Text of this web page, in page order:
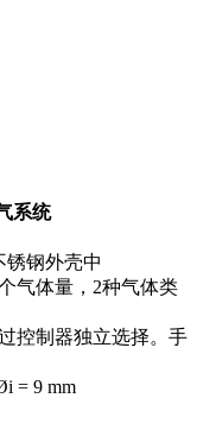
系统
锈钢外壳中
气体量，2种气体类
控制器独立选择。手
= 9 mm